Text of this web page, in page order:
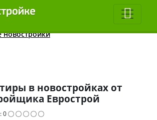
в новостройках от
Еврострой
0